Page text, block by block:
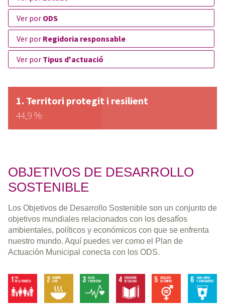
ver por ODS
ver por Regidoria responsable
ver por Tipus d'actuació
Territori protegit i resilient
44,9 %
OBJETIVOS DE DESARROLLO
SOSTENIBLE
Los Objetivos de Desarrollo Sostenible son un conjunto de
objetivos mundiales relacionados con los desafíos
ambientales, políticos y económicos con que se enfrenta
nuestro mundo. Aquí puedes ver como el Plan de
Actuación Municipal conecta con los ODS.